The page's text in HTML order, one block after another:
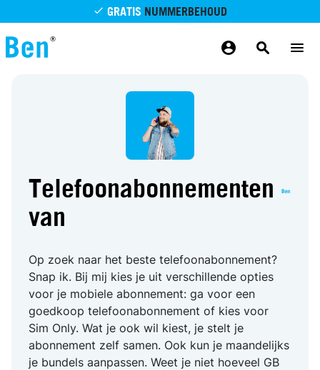
Overslaan en naar de inhoud gaan
GRATIS NUMMERBEHOUD
Telefoonabonnementen
van
Op zoek naar het beste telefoonabonnement?
Snap ik. Bij mij kies je uit verschillende opties
voor je mobiele abonnement: ga voor een
goedkoop telefoonabonnement of kies voor
Sim Only. Wat je ook wil kiest, je stelt je
abonnement zelf samen. Ook kun je maandelijks
je bundels aanpassen. Weet je niet hoeveel GB